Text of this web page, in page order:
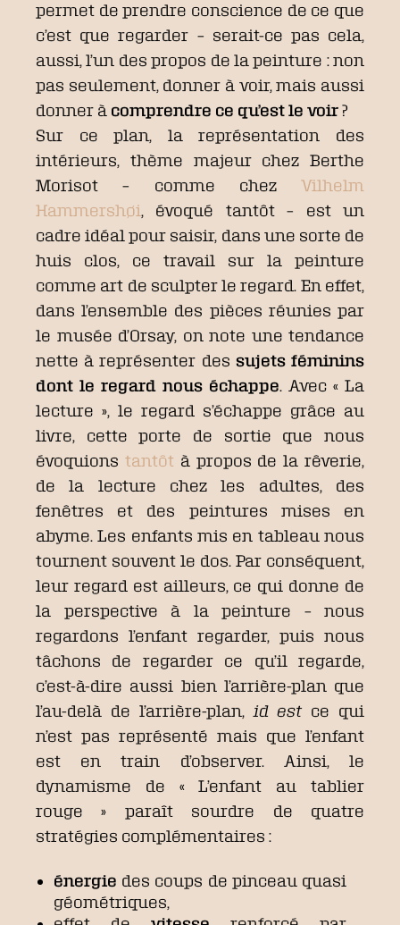
permet de prendre conscience de ce que
c’est que regarder – serait-ce pas cela,
aussi, l’un des propos de la peinture : non
pas seulement, donner à voir, mais aussi
donner à comprendre ce qu’est le voir ?
Sur ce plan, la représentation des
intérieurs, thème majeur chez Berthe
Morisot – comme chez Vilhelm
Hammershøi, évoqué tantôt – est un
cadre idéal pour saisir, dans une sorte de
huis clos, ce travail sur la peinture
comme art de sculpter le regard. En effet,
dans l’ensemble des pièces réunies par
le musée d’Orsay, on note une tendance
nette à représenter des sujets féminins
dont le regard nous échappe. Avec « La
lecture », le regard s’échappe grâce au
livre, cette porte de sortie que nous
évoquions tantôt à propos de la rêverie,
de la lecture chez les adultes, des
fenêtres et des peintures mises en
abyme. Les enfants mis en tableau nous
tournent souvent le dos. Par conséquent,
leur regard est ailleurs, ce qui donne de
la perspective à la peinture – nous
regardons l’enfant regarder, puis nous
tâchons de regarder ce qu’il regarde,
c’est-à-dire aussi bien l’arrière-plan que
l’au-delà de l’arrière-plan, id est ce qui
n’est pas représenté mais que l’enfant
est en train d’observer. Ainsi, le
dynamisme de « L’enfant au tablier
rouge » paraît sourdre de quatre
stratégies complémentaires :
énergie des coups de pinceau quasi
géométriques,